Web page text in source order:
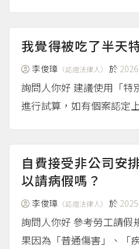
工資照給。 至於延長工作
準法第24條規定，雇主延
付延長工作時間的... （
我覺得被吃了半天
李俊璋 （認證法律人） 於
詢問人你好 建議使用「特
進行試算，如有個案認定
自費接受非公司安
以請病假嗎？
李俊璋 （認證法律人） 於
詢問人你好 參考勞工請假
果因為「普通傷害」、「